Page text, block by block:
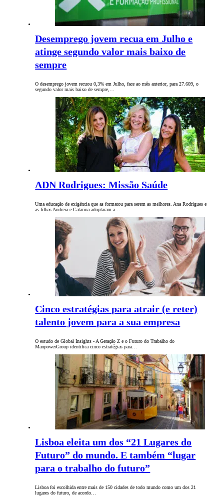
Desemprego jovem recua em Julho e
atinge segundo valor mais baixo de
sempre
O desemprego jovem recuou 0,3% em Julho, face ao mês anterior, para 27.609, o
segundo valor mais baixo de sempre,…
ADN Rodrigues: Missão Saúde
Uma educação de exigência que as formatou para serem as melhores. Ana Rodrigues e
as filhas Andreia e Catarina adoptaram a…
Cinco estratégias para atrair (e reter)
talento jovem para a sua empresa
O estudo de Global Insights - A Geração Z e o Futuro do Trabalho do
ManpowerGroup identifica cinco estratégias para…
Lisboa eleita um dos “21 Lugares do
Futuro” do mundo. E também “lugar
para o trabalho do futuro”
Lisboa foi escolhida entre mais de 150 cidades de todo mundo como um dos 21
lugares do futuro, de acordo…